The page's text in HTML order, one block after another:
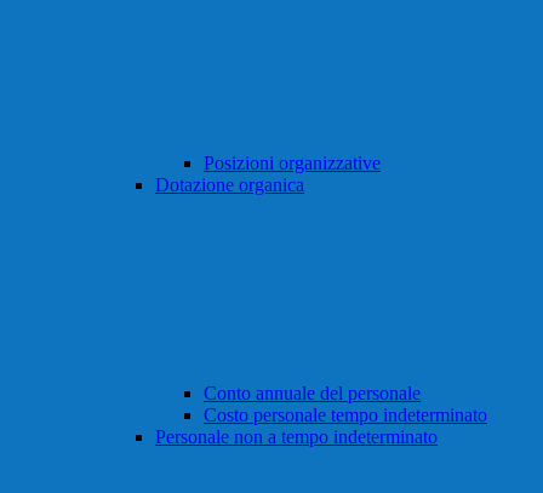
Posizioni organizzative
Dotazione organica
Conto annuale del personale
Costo personale tempo indeterminato
Personale non a tempo indeterminato